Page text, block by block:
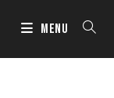
MENU